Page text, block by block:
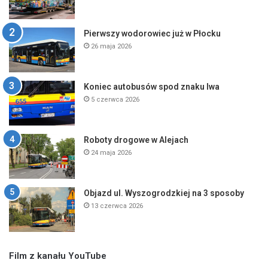
Pierwszy wodorowiec już w Płocku
26 maja 2026
Koniec autobusów spod znaku lwa
5 czerwca 2026
Roboty drogowe w Alejach
24 maja 2026
Objazd ul. Wyszogrodzkiej na 3 sposoby
13 czerwca 2026
Film z kanału YouTube